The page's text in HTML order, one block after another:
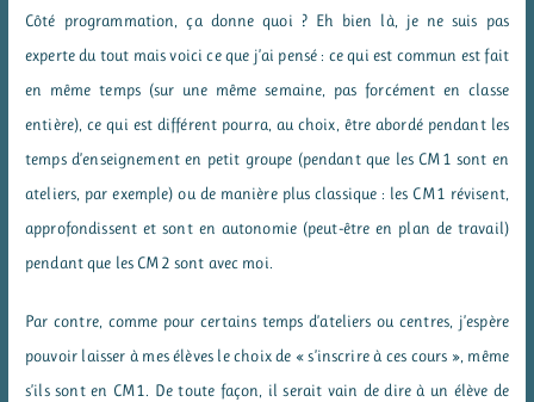
Côté programmation, ça donne quoi ? Eh bien là, je ne suis pas
experte du tout mais voici ce que j’ai pensé : ce qui est commun est fait
en même temps (sur une même semaine, pas forcément en classe
entière), ce qui est différent pourra, au choix, être abordé pendant les
temps d’enseignement en petit groupe (pendant que les CM1 sont en
ateliers, par exemple) ou de manière plus classique : les CM1 révisent,
approfondissent et sont en autonomie (peut-être en plan de travail)
pendant que les CM2 sont avec moi.
Par contre, comme pour certains temps d’ateliers ou centres, j’espère
pouvoir laisser à mes élèves le choix de « s’inscrire à ces cours », même
s’ils sont en CM1. De toute façon, il serait vain de dire à un élève de